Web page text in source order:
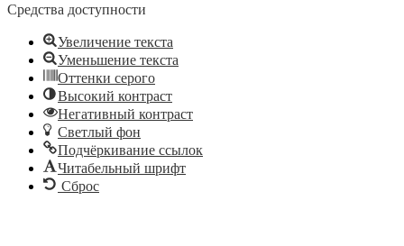
Средства доступности
Увеличение текста
Уменьшение текста
Оттенки серого
Высокий контраст
Негативный контраст
Светлый фон
Подчёркивание ссылок
Читабельный шрифт
Сброс